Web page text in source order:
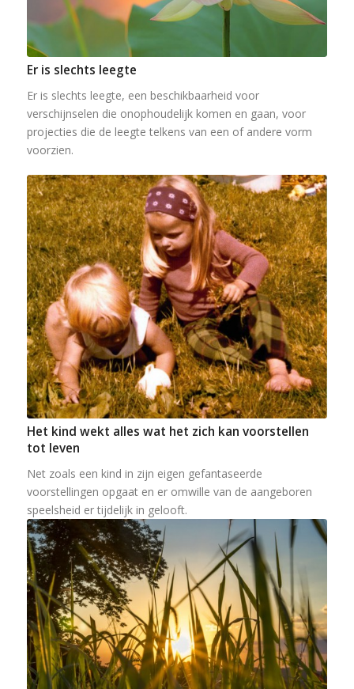
Er is slechts leegte
Er is slechts leegte, een beschikbaarheid voor
verschijnselen die onophoudelijk komen en gaan, voor
projecties die de leegte telkens van een of andere vorm
voorzien.
Het kind wekt alles wat het zich kan voorstellen
tot leven
Net zoals een kind in zijn eigen gefantaseerde
voorstellingen opgaat en er omwille van de aangeboren
speelsheid er tijdelijk in gelooft.